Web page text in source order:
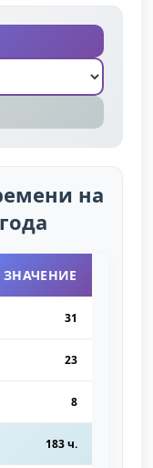
на
ЗНАЧЕНИЕ
31
23
8
183 ч.